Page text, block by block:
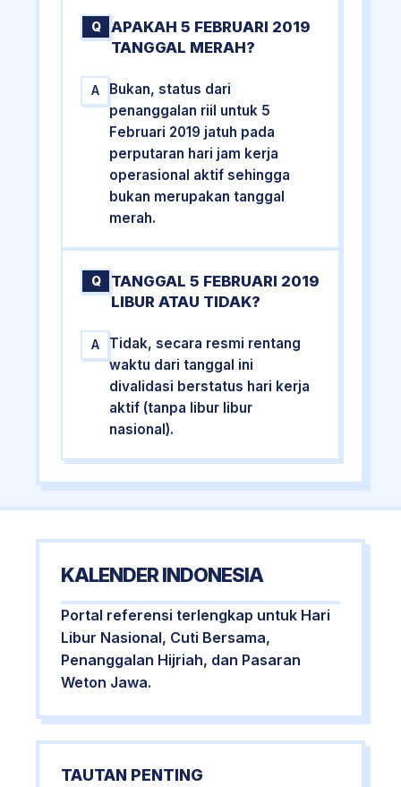
Q
APAKAH 5 FEBRUARI 2019
TANGGAL MERAH?
A
Bukan, status dari
penanggalan riil untuk 5
Februari 2019 jatuh pada
perputaran hari jam kerja
operasional aktif sehingga
bukan merupakan tanggal
merah.
Q
TANGGAL 5 FEBRUARI 2019
LIBUR ATAU TIDAK?
A
Tidak, secara resmi rentang
waktu dari tanggal ini
divalidasi berstatus hari kerja
aktif (tanpa libur libur
nasional).
KALENDER INDONESIA
Portal referensi terlengkap untuk Hari
Libur Nasional, Cuti Bersama,
Penanggalan Hijriah, dan Pasaran
Weton Jawa.
TAUTAN PENTING